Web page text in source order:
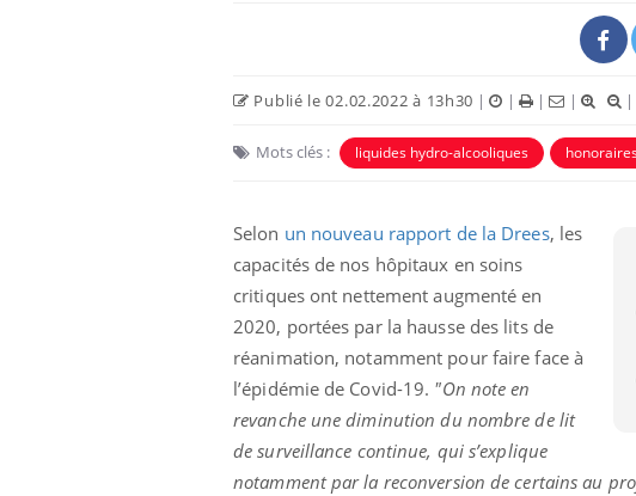
Publié le 02.02.2022 à 13h30 | | | |
Mots clés : liquides hydro-alcooliques
Selon un nouveau rapport de la Drees, les
capacités de nos hôpitaux en soins
critiques ont nettement augmenté en
2020, portées par la hausse des lits de
réanimation, notamment pour faire face à
l’épidémie de Covid-19. "On note en
revanche une diminution du nombre de lit
de surveillance continue, qui s’explique
notamment par la reconversion de certains au
Carence en fer : comprendre pour
Youtube
Fatigue, irritabilité, brouillard mental ou
même alopécie… Les symptômes de la
carence en fer sont multiples ce qui la rend
Youtube
Insuline &
osait en
En 2026,
reste entourée
patients